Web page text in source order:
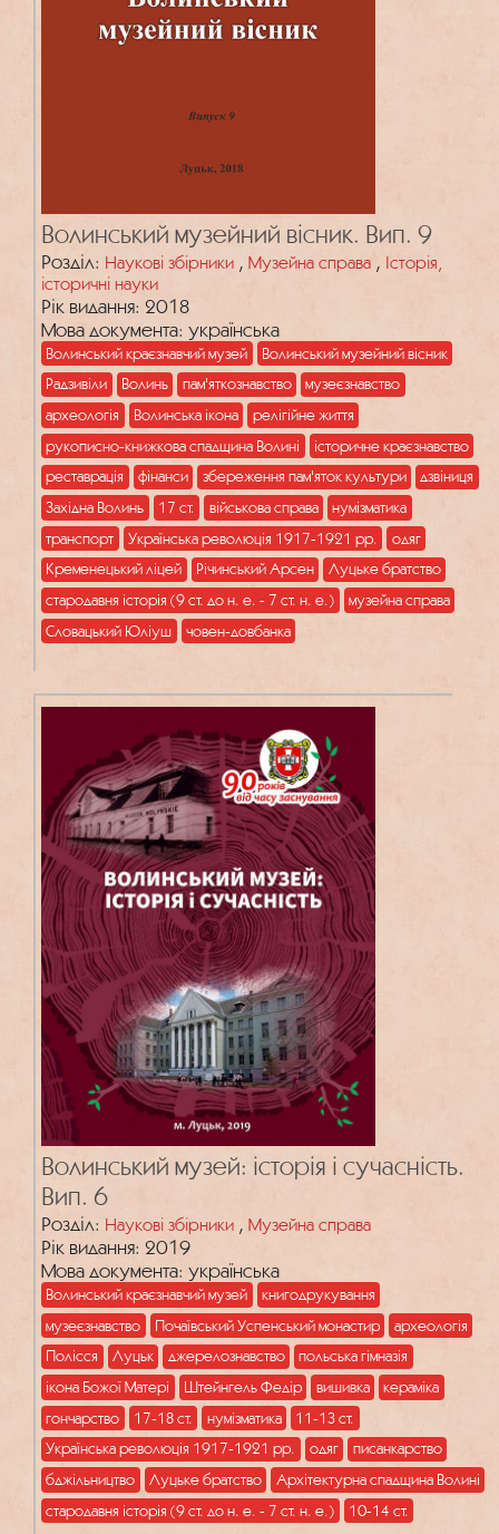
Волинський музейний вісник. Вип. 9
Розділ: Наукові збірники , Музейна справа , Історія,
історичні науки
Рік видання: 2018
Мова документа: українська
Волинський краєзнавчий музей
Волинський музейний вісник
Радзивіли
Волинь пам'яткознавство
музеєзнавство
археологія
Волинська ікона
релігійне життя
рукописно-книжкова спадщина Волині
історичне краєзнавство
реставрація
фінанси збереження пам'яток культури
дзвіниця
Західна Волинь
17 ст. військова справа
нумізматика
транспорт
Українська революція 1917-1921 рр.
одяг
Кременецький ліцей
Річинський Арсен
Луцьке братство
стародавня історія (9 ст. до н. е. - 7 ст. н. е.)
музейна справа
Словацький Юліуш
човен-довбанка
Волинський музей: історія і сучасність.
Вип. 6
Розділ: Наукові збірники , Музейна справа
Рік видання: 2019
Мова документа: українська
Волинський краєзнавчий музей
книгодрукування
музеєзнавство
Почаївський Успенський монастир
археологія
Полісся
Луцьк джерелознавство
польська гімназія
ікона Божої Матері
Штейнгель Федір вишивка
кераміка
гончарство
17-18 ст. нумізматика
11-13 ст.
Українська революція 1917-1921 рр.
одяг
писанкарство
бджільництво
Луцьке братство
Архітектурна спадщина Волині
стародавня історія (9 ст. до н. е. - 7 ст. н. е.)
10-14 ст.